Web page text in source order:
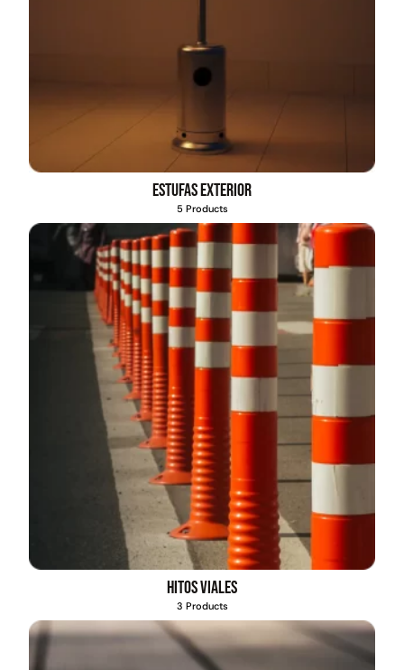
Estufas exterior
5 Products
Hitos viales
3 Products